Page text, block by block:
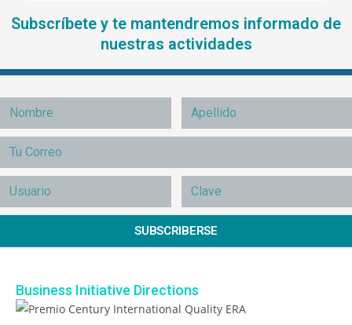
Subscríbete y te mantendremos informado de
nuestras actividades
SUBSCRIBERSE
Business Initiative Directions